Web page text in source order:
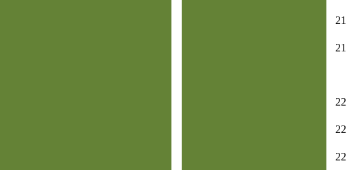
21
21
22
22
22